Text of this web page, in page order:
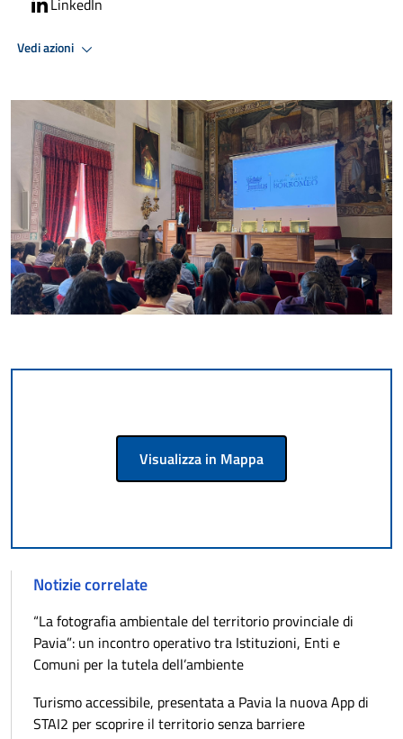
Vedi azioni
Visualizza in Mappa
Notizie correlate
“La fotografia ambientale del territorio provinciale di
Pavia”: un incontro operativo tra Istituzioni, Enti e
Comuni per la tutela dell’ambiente
Turismo accessibile, presentata a Pavia la nuova App di
STAI2 per scoprire il territorio senza barriere